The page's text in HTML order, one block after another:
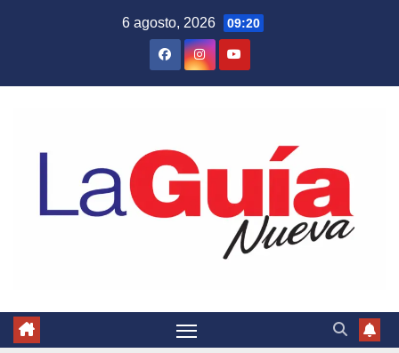
6 agosto, 2026 09:20